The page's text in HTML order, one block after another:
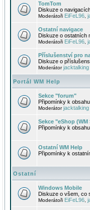
TomTom
Diskuze o
Moderátoři EiFeL96
Ostatní navigace
Diskuze o ostatních
Moderátoři EiFeL96
Příslušenství pro
Diskuze o
Moderátorjacktalking
Portál WM Help
Sekce "forum"
Připomínky k
Moderátorjacktalking
Sekce "eShop
Připomínky k
Ostatní WM Help
Připomínky k
Ostatní
Windows Mobile
Diskuze o všem, co
Moderátoři EiFeL96